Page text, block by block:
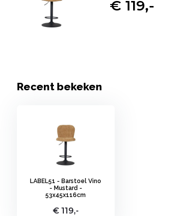
€ 119,-
Recent bekeken
LABEL51 - Barstoel Vino
- Mustard -
53x45x116cm
€ 119,-